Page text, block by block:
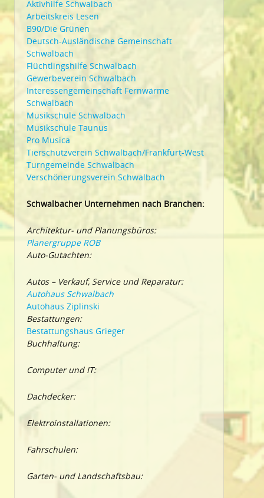
Aktivhilfe Schwalbach
Arbeitskreis Lesen
B90/Die Grünen
Deutsch-Ausländische Gemeinschaft
Schwalbach
Flüchtlingshilfe Schwalbach
Gewerbeverein Schwalbach
Interessengemeinschaft Fernwärme
Schwalbach
Musikschule Schwalbach
Musikschule Taunus
Pro Musica
Tierschutzverein Schwalbach/Frankfurt-West
Turngemeinde Schwalbach
Verschönerungsverein Schwalbach
Schwalbacher Unternehmen nach Branchen:
Architektur- und Planungsbüros:
Planergruppe ROB
Auto-Gutachten:
Autos – Verkauf, Service und Reparatur:
Autohaus Schwalbach
Autohaus Ziplinski
Bestattungen:
Bestattungshaus Grieger
Buchhaltung:
Computer und IT:
Dachdecker:
Elektroinstallationen:
Fahrschulen:
Garten- und Landschaftsbau: